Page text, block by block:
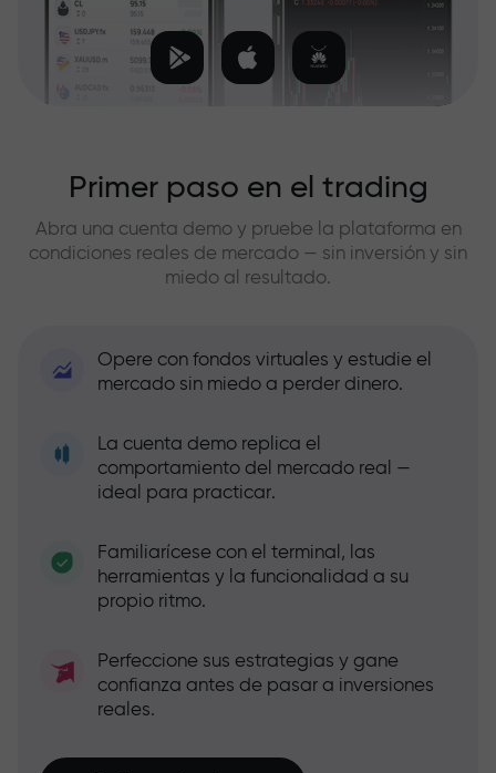
Primer paso en el trading
Abra una cuenta demo y pruebe la plataforma en
condiciones reales de mercado — sin inversión y sin
miedo al resultado.
Opere con fondos virtuales y estudie el
mercado sin miedo a perder dinero.
La cuenta demo replica el
comportamiento del mercado real —
ideal para practicar.
Familiarícese con el terminal, las
herramientas y la funcionalidad a su
propio ritmo.
Perfeccione sus estrategias y gane
confianza antes de pasar a inversiones
reales.